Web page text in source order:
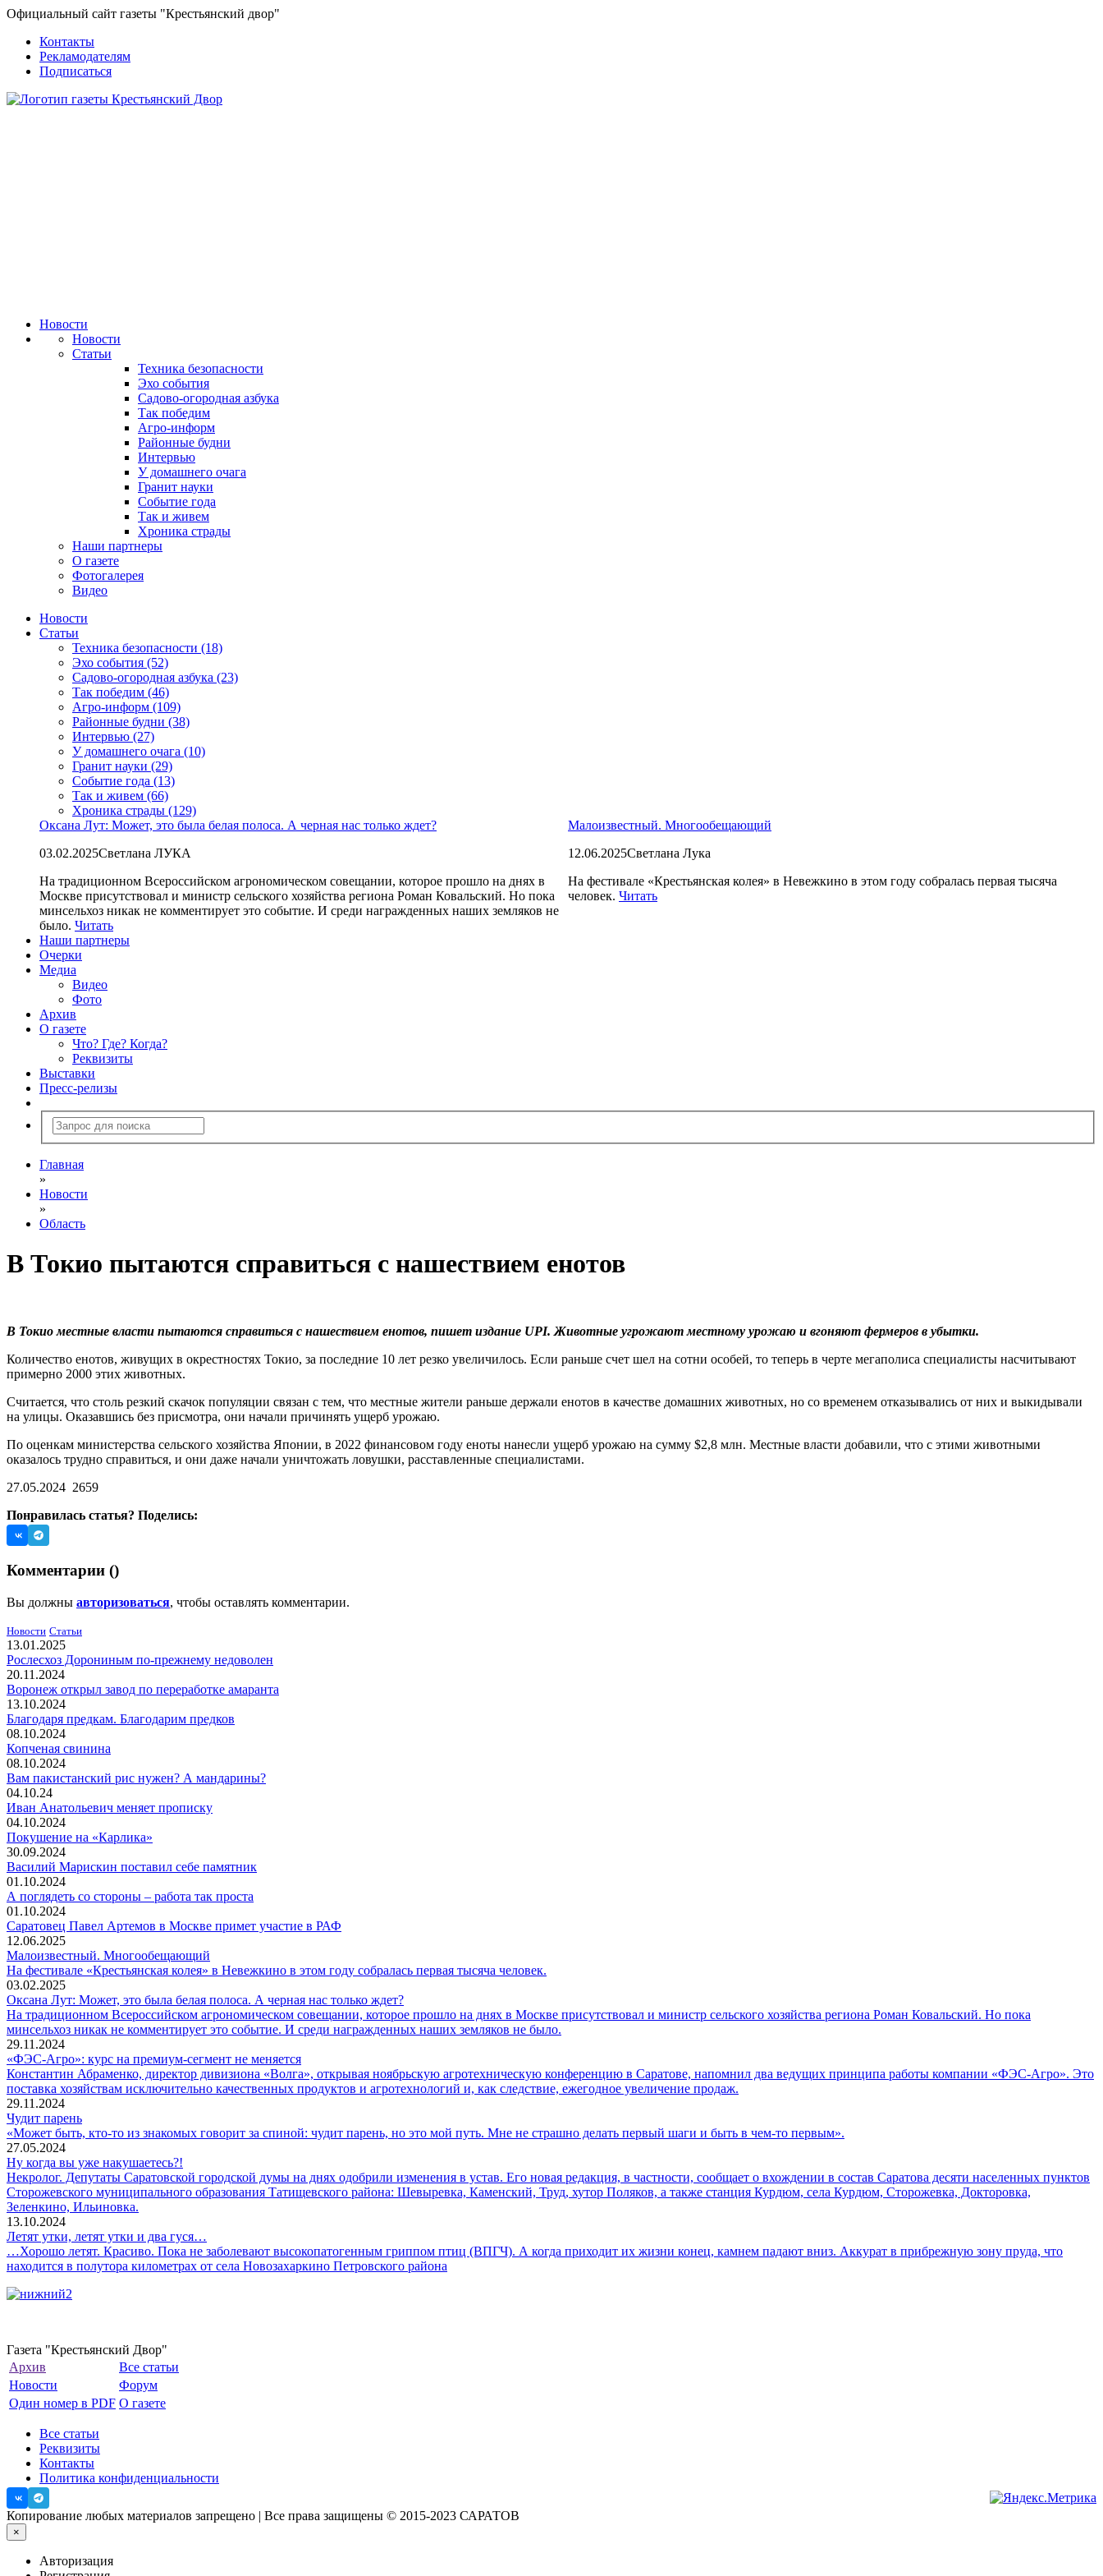
Официальный сайт газеты "Крестьянский двор"
Контакты
Рекламодателям
Подписаться
Новости
Новости
Статьи
Техника безопасности
Эхо события
Садово-огородная азбука
Так победим
Агро-информ
Районные будни
Интервью
У домашнего очага
Гранит науки
Событие года
Так и живем
Хроника страды
Наши партнеры
О газете
Фотогалерея
Видео
Новости
Статьи
Техника безопасности (18)
Эхо события (52)
Садово-огородная азбука (23)
Так победим (46)
Агро-информ (109)
Районные будни (38)
Интервью (27)
У домашнего очага (10)
Гранит науки (29)
Событие года (13)
Так и живем (66)
Хроника страды (129)
Малоизвестный. Многообещающий
12.06.2025Светлана Лука
На фестивале «Крестьянская колея» в Невежкино в этом году собралась первая тысяча
человек. Читать
Оксана Лут: Может, это была белая полоса. А черная нас только ждет?
03.02.2025Светлана ЛУКА
На традиционном Всероссийском агрономическом совещании, которое прошло на днях в
Москве присутствовал и министр сельского хозяйства региона Роман Ковальский. Но пока
минсельхоз никак не комментирует это событие. И среди награжденных наших земляков не
было. Читать
Наши партнеры
Очерки
Медиа
Видео
Фото
Архив
О газете
Что? Где? Когда?
Реквизиты
Выставки
Пресс-релизы
Главная
»
Новости
»
Область
В Токио пытаются справиться с нашествием енотов
В Токио местные власти пытаются справиться с нашествием енотов, пишет издание UPI. Животные угрожают местному урожаю и вгоняют фермеров в убытки.
Количество енотов, живущих в окрестностях Токио, за последние 10 лет резко увеличилось. Если раньше счет шел на сотни особей, то теперь в черте мегаполиса специалисты насчитывают
примерно 2000 этих животных.
Считается, что столь резкий скачок популяции связан с тем, что местные жители раньше держали енотов в качестве домашних животных, но со временем отказывались от них и выкидывали
на улицы. Оказавшись без присмотра, они начали причинять ущерб урожаю.
По оценкам министерства сельского хозяйства Японии, в 2022 финансовом году еноты нанесли ущерб урожаю на сумму $2,8 млн. Местные власти добавили, что с этими животными
оказалось трудно справиться, и они даже начали уничтожать ловушки, расставленные специалистами.
27.05.2024 2659
Понравилась статья? Поделись:
Комментарии ()
Вы должны авторизоваться, чтобы оставлять комментарии.
Новости Статьи
13.01.2025
Рослесхоз Дорониным по-прежнему недоволен
20.11.2024
Воронеж открыл завод по переработке амаранта
13.10.2024
Благодаря предкам. Благодарим предков
08.10.2024
Копченая свинина
08.10.2024
Вам пакистанский рис нужен? А мандарины?
04.10.24
Иван Анатольевич меняет прописку
04.10.2024
Покушение на «Карлика»
30.09.2024
Василий Марискин поставил себе памятник
01.10.2024
А поглядеть со стороны – работа так проста
01.10.2024
Саратовец Павел Артемов в Москве примет участие в РАФ
12.06.2025
Малоизвестный. Многообещающий
На фестивале «Крестьянская колея» в Невежкино в этом году собралась первая тысяча человек.
03.02.2025
Оксана Лут: Может, это была белая полоса. А черная нас только ждет?
На традиционном Всероссийском агрономическом совещании, которое прошло на днях в Москве присутствовал и министр сельского хозяйства региона Роман Ковальский. Но пока
минсельхоз никак не комментирует это событие. И среди награжденных наших земляков не было.
29.11.2024
«ФЭС-Агро»: курс на премиум-сегмент не меняется
Константин Абраменко, директор дивизиона «Волга», открывая ноябрьскую агротехническую конференцию в Саратове, напомнил два ведущих принципа работы компании «ФЭС-Агро». Это
поставка хозяйствам исключительно качественных продуктов и агротехнологий и, как следствие, ежегодное увеличение продаж.
29.11.2024
Чудит парень
«Может быть, кто-то из знакомых говорит за спиной: чудит парень, но это мой путь. Мне не страшно делать первый шаги и быть в чем-то первым».
27.05.2024
Ну когда вы уже накушаетесь?!
Некролог. Депутаты Саратовской городской думы на днях одобрили изменения в устав. Его новая редакция, в частности, сообщает о вхождении в состав Саратова десяти населенных пунктов
Сторожевского муниципального образования Татищевского района: Шевыревка, Каменский, Труд, хутор Поляков, а также станция Курдюм, села Курдюм, Сторожевка, Докторовка,
Зеленкино, Ильиновка.
13.10.2024
Летят утки, летят утки и два гуся…
…Хорошо летят. Красиво. Пока не заболевают высокопатогенным гриппом птиц (ВПГЧ). А когда приходит их жизни конец, камнем падают вниз. Аккурат в прибрежную зону пруда, что
находится в полутора километрах от села Новозахаркино Петровского района
Газета "Крестьянский Двор"
Архив
Все статьи
Новости
Форум
Один номер в PDF О газете
Все статьи
Реквизиты
Контакты
Политика конфиденциальности
Копирование любых материалов запрещено | Все права защищены © 2015-2023 САРАТОВ
×
Авторизация